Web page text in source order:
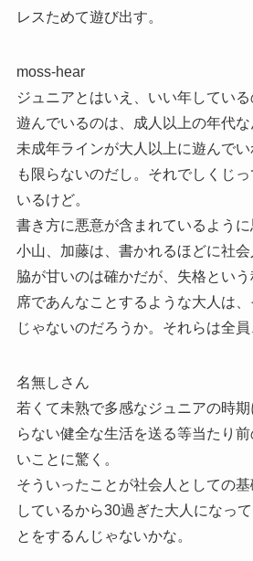
レスためて遊び出す。
moss-hear
ジュニアとはいえ、いい年している
遊んでいるのは、成人以上の年代な
未成年ラインが大人以上に遊んで
も限らないのだし。それでしくじ
いるけど。
書き方に悪意が含まれているように
小山、加藤は、書かれるほどに社会
脇が甘いのは確かだが、失格とい
席であんなことするような大人は
じゃないのだろうか。それらは全
名無しさん
若くて未熟で多感なジュニアの時
らない健全な生活を送る等当たり
いことに驚く。
そういったことが社会人としての
しているから30過ぎた大人になっ
とをするんじゃないかな。